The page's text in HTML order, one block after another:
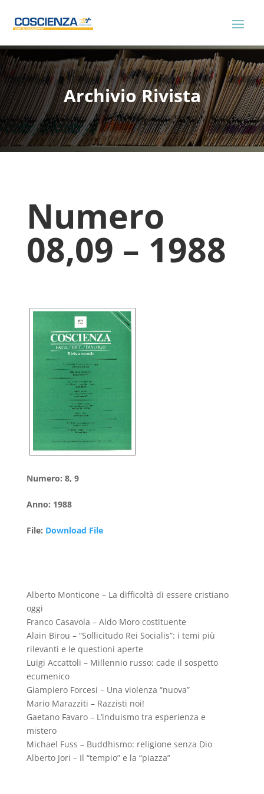
Archivio Rivista
Numero
08,09 – 1988
Numero: 8, 9
Anno: 1988
File: Download File
Alberto Monticone – La difficoltà di essere cristiano
oggi
Franco Casavola – Aldo Moro costituente
Alain Birou – “Sollicitudo Rei Socialis”: i temi più
rilevanti e le questioni aperte
Luigi Accattoli – Millennio russo: cade il sospetto
ecumenico
Giampiero Forcesi – Una violenza “nuova”
Mario Marazziti – Razzisti noi!
Gaetano Favaro – L’induismo tra esperienza e
mistero
Michael Fuss – Buddhismo: religione senza Dio
Alberto Jori – Il “tempio” e la “piazza”